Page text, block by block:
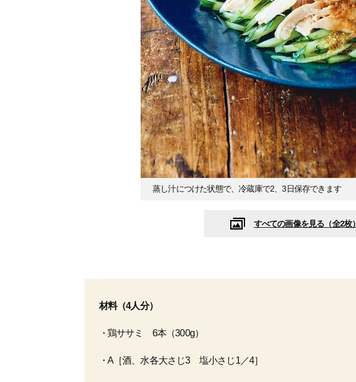
蒸し汁につけた状態で、冷蔵庫で2、3日保存できます
すべての画像を見る（全2枚）
材料（4人分）
鶏ササミ 6本（300g）
A［酒、水各大さじ3 塩小さじ1／4］